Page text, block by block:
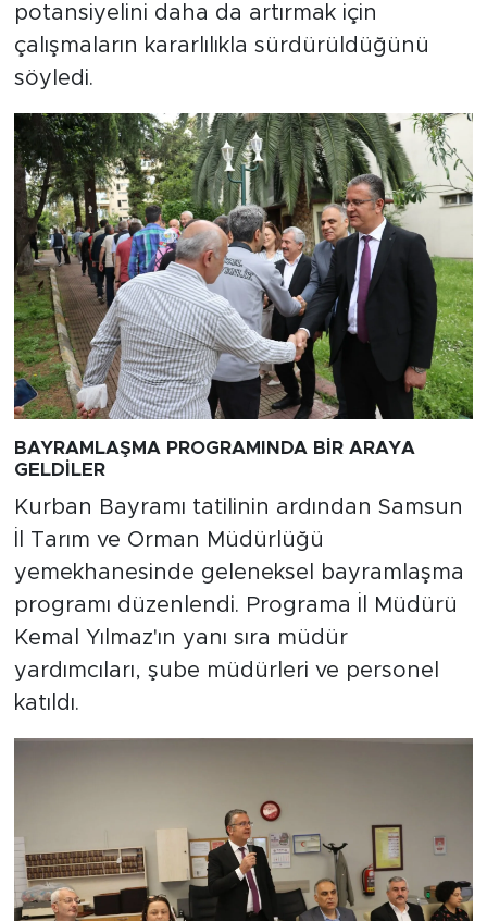
potansiyelini daha da artırmak için
çalışmaların kararlılıkla sürdürüldüğünü
söyledi.
BAYRAMLAŞMA PROGRAMINDA BİR ARAYA
GELDİLER
Kurban Bayramı tatilinin ardından Samsun
İl Tarım ve Orman Müdürlüğü
yemekhanesinde geleneksel bayramlaşma
programı düzenlendi. Programa İl Müdürü
Kemal Yılmaz'ın yanı sıra müdür
yardımcıları, şube müdürleri ve personel
katıldı.